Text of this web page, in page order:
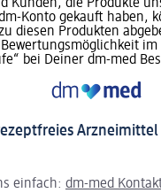
Kunden, die Produkte
Konto gekauft haben,
diesen Produkten
bei Deiner dm-med
einfach: dm-med